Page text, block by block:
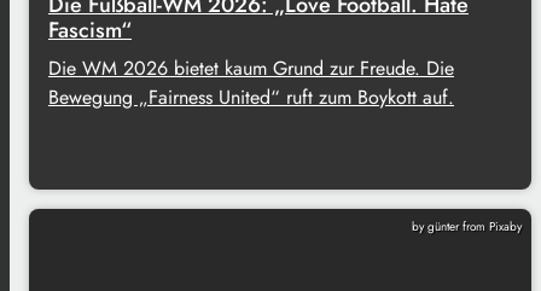
Fascism“
Die WM 2026 bietet kaum Grund zur Freude. Die
Bewegung „Fairness United“ ruft zum Boykott auf.
by günter from Pixaby